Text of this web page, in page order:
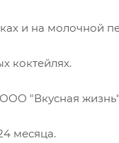
и на молочной
коктейлях.
"Вкусная
месяца.